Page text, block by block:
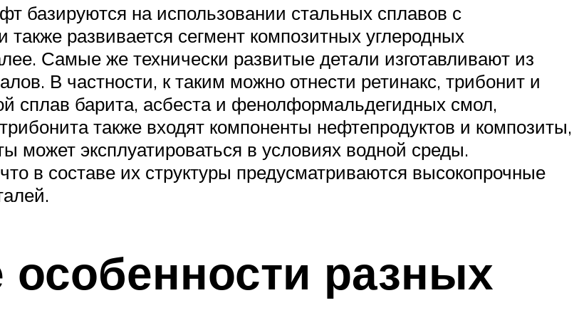
базируются на использовании стальных сплавов с
развивается сегмент композитных углеродных
Самые же технически развитые детали изготавливают из
В частности, к таким можно отнести ретинакс, трибонит и
сплав барита, асбеста и фенолформальдегидных смол,
также входят компоненты нефтепродуктов и композиты,
может эксплуатироваться в условиях водной среды.
в составе их структуры предусматриваются высокопрочные
особенности разных